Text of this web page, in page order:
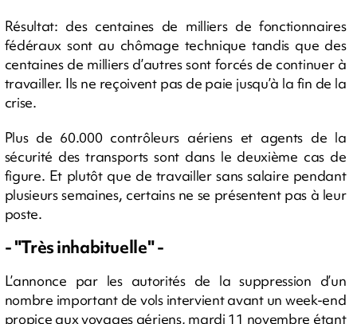
Résultat: des centaines de milliers de fonctionnaires
fédéraux sont au chômage technique tandis que des
centaines de milliers d’autres sont forcés de continuer à
travailler. Ils ne reçoivent pas de paie jusqu’à la fin de la
crise.
Plus de 60.000 contrôleurs aériens et agents de la
sécurité des transports sont dans le deuxième cas de
figure. Et plutôt que de travailler sans salaire pendant
plusieurs semaines, certains ne se présentent pas à leur
poste.
- "Très inhabituelle" -
L’annonce par les autorités de la suppression d’un
nombre important de vols intervient avant un week-end
propice aux voyages aériens, mardi 11 novembre étant